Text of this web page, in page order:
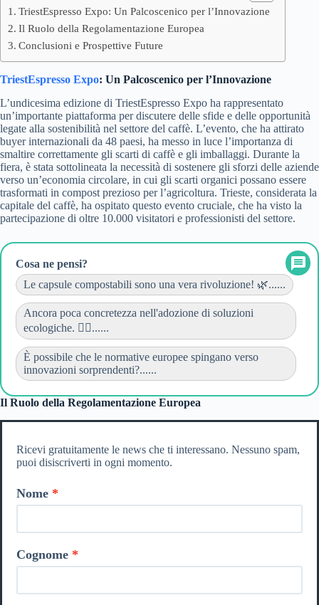
TriestEspresso Expo: Un Palcoscenico per l’Innovazione
Il Ruolo della Regolamentazione Europea
Conclusioni e Prospettive Future
TriestEspresso Expo: Un Palcoscenico per l’Innovazione
L’undicesima edizione di TriestEspresso Expo ha rappresentato
un’importante piattaforma per discutere delle sfide e delle opportunità
legate alla sostenibilità nel settore del caffè. L’evento, che ha attirato
buyer internazionali da 48 paesi, ha messo in luce l’importanza di
smaltire correttamente gli scarti di caffè e gli imballaggi. Durante la
fiera, è stata sottolineata la necessità di sostenere gli sforzi delle aziende
verso un’economia circolare, in cui gli scarti organici possano essere
trasformati in compost prezioso per l’agricoltura. Trieste, considerata la
capitale del caffè, ha ospitato questo evento cruciale, che ha visto la
partecipazione di oltre 10.000 visitatori e professionisti del settore.
Cosa ne pensi?
Le capsule compostabili sono una vera rivoluzione! 🌿......
Ancora poca concretezza nell'adozione di soluzioni
ecologiche. 👎🏼......
È possibile che le normative europee spingano verso
innovazioni sorprendenti?......
Il Ruolo della Regolamentazione Europea
Ricevi gratuitamente le news che ti interessano. Nessuno spam,
puoi disiscriverti in ogni momento.
Nome
Cognome